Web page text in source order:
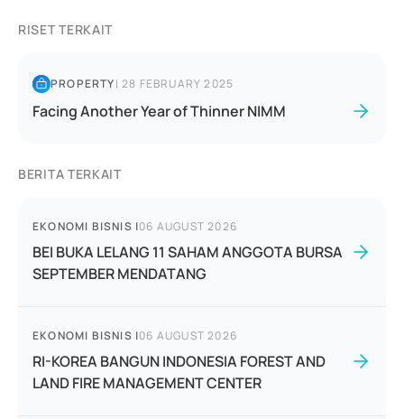
RISET TERKAIT
PROPERTY|28 FEBRUARY 2025
Facing Another Year of Thinner NIMM
BERITA TERKAIT
EKONOMI BISNIS |06 AUGUST 2026
BEI BUKA LELANG 11 SAHAM ANGGOTA BURSA
SEPTEMBER MENDATANG
EKONOMI BISNIS |06 AUGUST 2026
RI-KOREA BANGUN INDONESIA FOREST AND
LAND FIRE MANAGEMENT CENTER